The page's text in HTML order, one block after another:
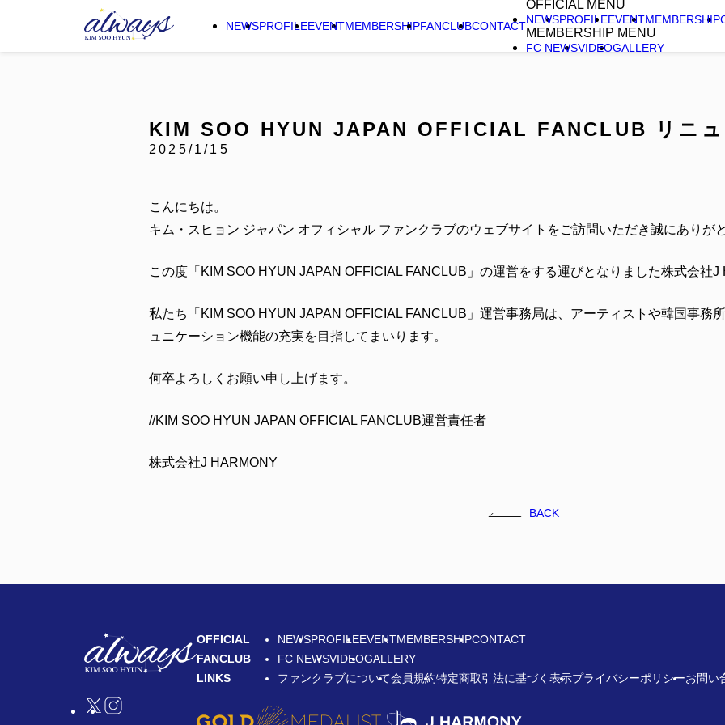
NEWSPROFILEEVENTMEMBERSHIPFANCLUBCONTACT
OFFICIAL MENU
NEWSPROFILEEVENTMEMBERSHIP
MEMBERSHIP MENU
FC NEWSVIDEOGALLERY
KIM SOO HYUN JAPAN OFFICIAL FANCLUB リニュ
2025/1/15
こんにちは。
キム・スヒョン ジャパン オフィシャル ファンクラブのウェブサイトをご訪問いただき誠にありが
この度「KIM SOO HYUN JAPAN OFFICIAL FANCLUB」の運営をする運びとなりました株式会社J
私たち「KIM SOO HYUN JAPAN OFFICIAL FANCLUB」運営事務局は、アーティストや韓国事務
ュニケーション機能の充実を目指してまいります。
何卒よろしくお願い申し上げます。
//KIM SOO HYUN JAPAN OFFICIAL FANCLUB運営責任者
株式会社J HARMONY
BACK
OFFICIAL NEWSPROFILEEVENTMEMBERSHIPCONTACT
FANCLUB
FC NEWSVIDEOGALLERY
LINKS
ファンクラブについて会員規約特定商取引法に基づく表示プライバシーポリシーお問い